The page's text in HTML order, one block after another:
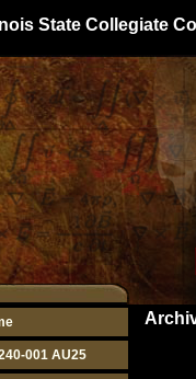
State Collegiate
001 AU25